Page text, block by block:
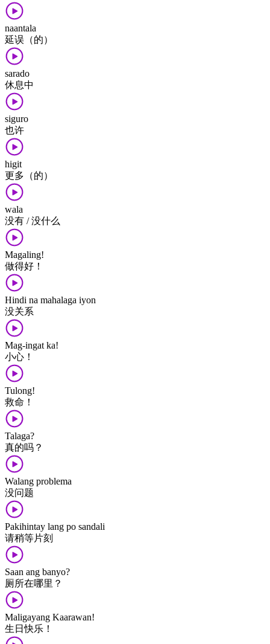
naantala
延误（的）
sarado
休息中
siguro
也许
higit
更多（的）
wala
没有 / 没什么
Magaling!
做​得​好！
Hindi na mahalaga iyon
没​关系
Mag-ingat ka!
小心！
Tulong!
救命！
Talaga?
真​的​吗？
Walang problema
没​问题
Pakihintay lang po sandali
请​稍等​片刻
Saan ang banyo?
厕所​在​哪里？
Maligayang Kaarawan!
生日​快乐！